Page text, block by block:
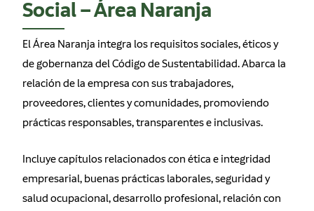
Social – Área Naranja
El Área Naranja integra los requisitos sociales, éticos y
de gobernanza del Código de Sustentabilidad. Abarca la
relación de la empresa con sus trabajadores,
proveedores, clientes y comunidades, promoviendo
prácticas responsables, transparentes e inclusivas.
Incluye capítulos relacionados con ética e integridad
empresarial, buenas prácticas laborales, seguridad y
salud ocupacional, desarrollo profesional, relación con